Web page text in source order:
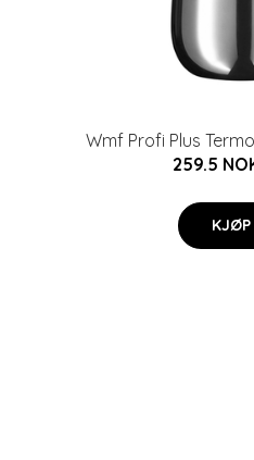
Wmf Profi Plus
259.5
KJØP